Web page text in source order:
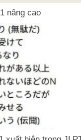
nâng cao